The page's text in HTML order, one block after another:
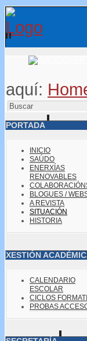
aquí:
PORTADA
INICIO
SAÚDO
ENERXÍAS
RENOVABLES
BLOGUES /
A REVISTA
SITUACIÓN
HISTORIA
XESTIÓN
CALENDARIO
ESCOLAR
CICLOS
PROBAS